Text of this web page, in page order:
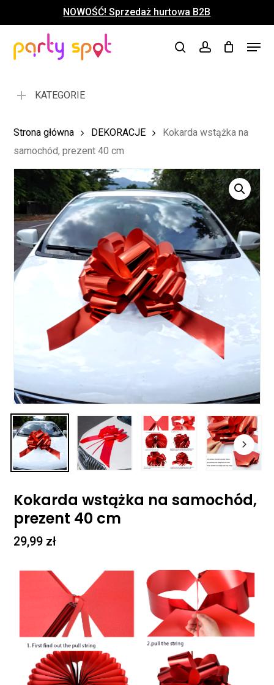
to
content
NOWOŚĆ! Sprzedaż hurtowa B2B
searchaccount
Menu
Koszyk Close
KATEGORIE
Strona główna DEKORACJE
Kokarda wstążka na
samochód, prezent 40 cm
Kokarda wstążka na samochód,
prezent 40 cm
29,99 zł
Menu